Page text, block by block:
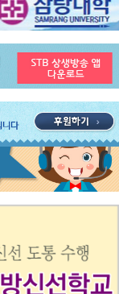
로그램
프로그램
프로그램